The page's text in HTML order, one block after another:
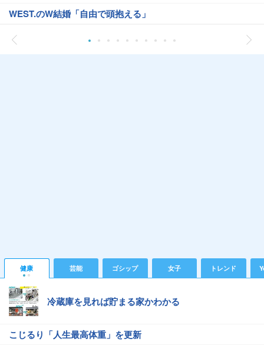
WEST.のW結婚「自由で頭抱える」
健康 芸能 ゴシップ 女子 トレンド
冷蔵庫を見れば貯まる家かわかる
こじるり「人生最高体重」を更新